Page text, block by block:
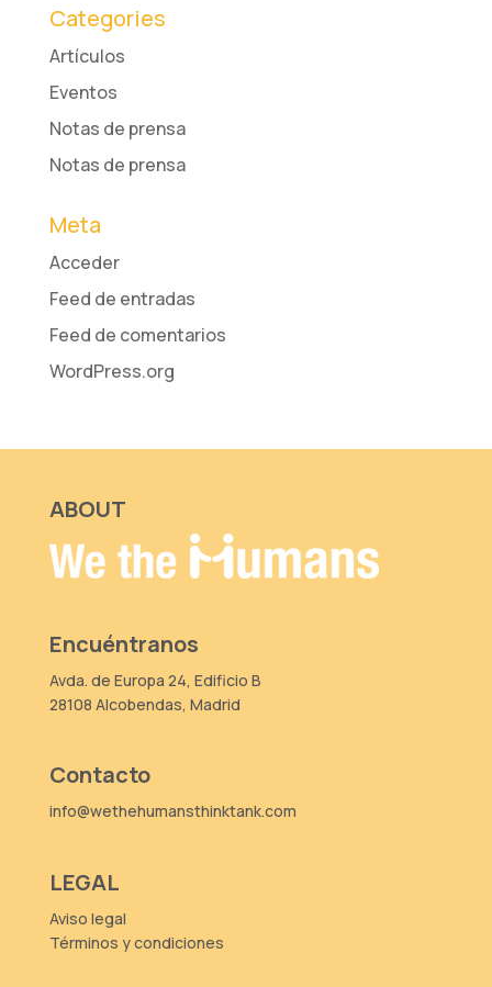
Categories
Artículos
Eventos
Notas de prensa
Notas de prensa
Meta
Acceder
Feed de entradas
Feed de comentarios
WordPress.org
ABOUT
Encuéntranos
Avda. de Europa 24, Edificio B
28108 Alcobendas, Madrid
Contacto
info@wethehumansthinktank.com
LEGAL
Aviso legal
Términos y condiciones